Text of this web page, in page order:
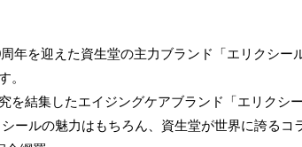
年を迎えた資生堂の主力ブランド「エリクシー
。
を結集したエイジングケアブランド「エリクシ
ールの魅力はもちろん、資生堂が世界に誇るコ